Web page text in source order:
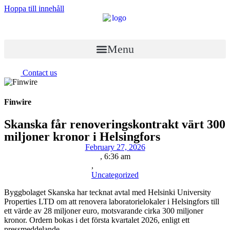
Hoppa till innehåll
Menu
Contact us
Finwire
Skanska får renoveringskontrakt värt 300
miljoner kronor i Helsingfors
February 27, 2026
, 6:36 am
,
Uncategorized
Byggbolaget Skanska har tecknat avtal med Helsinki University
Properties LTD om att renovera laboratorielokaler i Helsingfors till
ett värde av 28 miljoner euro, motsvarande cirka 300 miljoner
kronor. Ordern bokas i det första kvartalet 2026, enligt ett